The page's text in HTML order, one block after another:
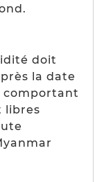
doit
la date
comportant
libres